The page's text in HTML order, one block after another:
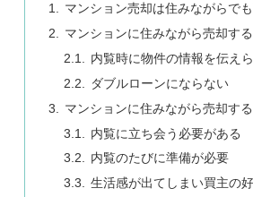
マンション売却は住みながらで
マンションに住みながら売却す
内覧時に物件の情報を伝え
ダブルローンにならない
マンションに住みながら売却す
内覧に立ち会う必要がある
内覧のたびに準備が必要
生活感が出てしまい買主の